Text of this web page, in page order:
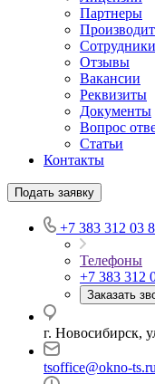
Партнеры
Сотрудники
Отзывы
Вакансии
Реквизиты
Документы
Вопрос
Статьи
Контакты
Подать заявку
+7 383 312 03
Телефоны
+7 383 312
Заказать
г. Новосибирск,
tsoffice@okno-ts.ru